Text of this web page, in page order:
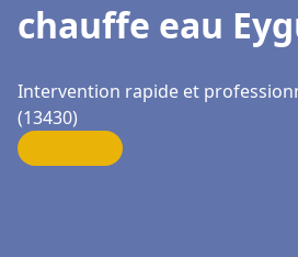
chauffe eau
Intervention rapide et
(13430)